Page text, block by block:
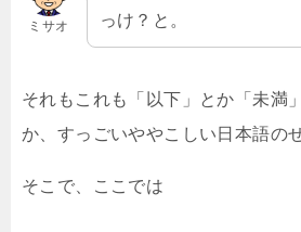
ミサオ
っけ？と。
それもこれも「以下」とか「未満
か、すっごいややこしい日本語の
そこで、ここでは